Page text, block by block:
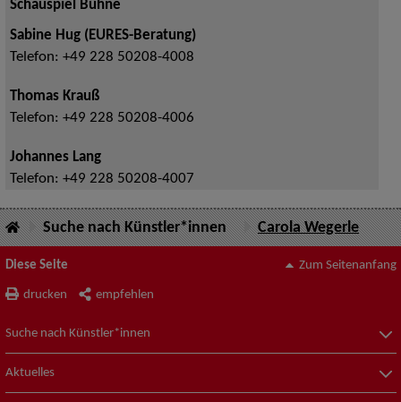
Schauspiel Bühne
Sabine Hug (EURES-Beratung)
Telefon: +49 228 50208-4008
Thomas Krauß
Telefon: +49 228 50208-4006
Johannes Lang
Telefon: +49 228 50208-4007
Suche nach Künstler*innen Carola Wegerle
Diese Seite
drucken empfehlen
Zum Seitenanfang
Suche nach Künstler*innen
Aktuelles